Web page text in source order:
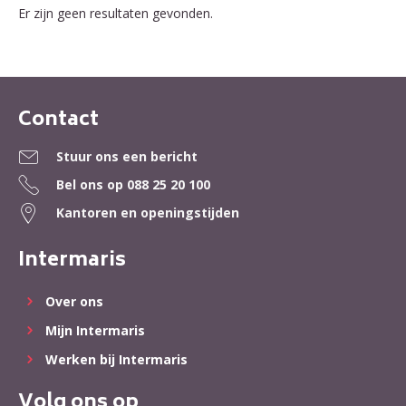
Er zijn geen resultaten gevonden.
Contactinformatie
Contact
Stuur ons een bericht
Bel ons op 088 25 20 100
Kantoren en openingstijden
Intermaris
Over ons
Mijn Intermaris
Werken bij Intermaris